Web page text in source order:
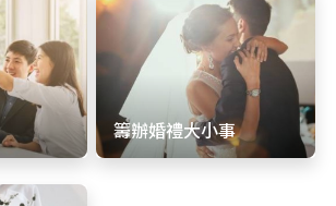
籌辦婚禮大小事